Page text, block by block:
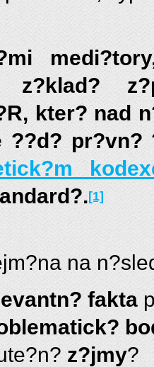
z?klad?
kter? nad
??d?
[1]
na
fakta
z?jmy?